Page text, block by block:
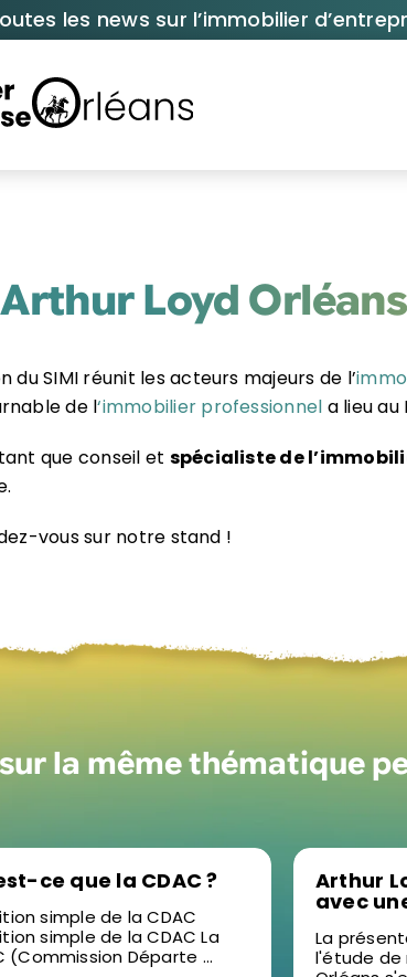
les news sur l’immobilier
Arthur Loyd
du SIMI réunit les acteurs majeurs de l’
de l‘immobilier professionnel a lieu au
que conseil et spécialiste de
vous sur notre stand !
la même thématique
ce que la CDAC ?
simple de la CDAC
simple de la CDAC La
(Commission Départe ...
Arthur
avec
pour
La
l'étude de